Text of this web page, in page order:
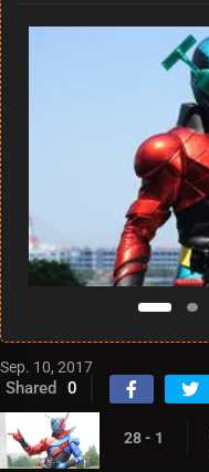
Sep. 10, 2017
Shared 0
28 - 1